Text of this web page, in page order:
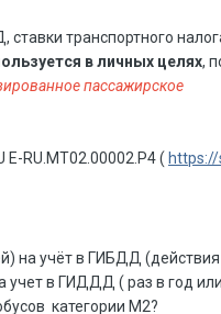
транспортного
в личных целях,
пассажирское
E-RU.МТ02.00002.Р4 (
на учёт в ГИБДД
в ГИДДД ( раз в год
категории M2?